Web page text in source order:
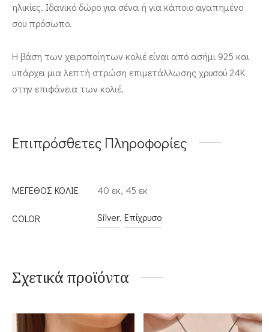
ηλικίες. Ιδανικό δώρο για σένα ή για κάποιο αγαπημένο
σου πρόσωπο.
Η βάση των χειροποίητων κολιέ είναι από ασήμι 925 και
υπάρχει μια λεπτή στρώση επιμετάλλωσης χρυσού 24Κ
στην επιφάνεια των κολιέ.
Επιπρόσθετες Πληροφορίες
ΜΕΓΕΘΟΣ ΚΟΛΙΕ 40 εκ, 45 εκ
COLOR Silver, Επίχρυσο
Σχετικά προϊόντα